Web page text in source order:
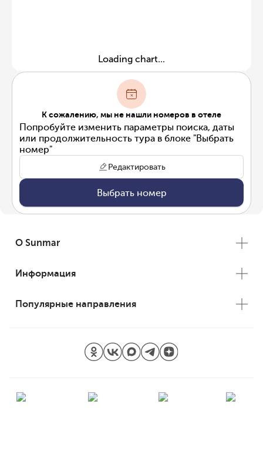
Loading chart...
К сожалению, мы не нашли номеров в отеле
Попробуйте изменить параметры поиска, даты
или продолжительность тура в блоке "Выбрать
номер"
Редактировать
Выбрать номер
О Sunmar
Информация
Популярные направления